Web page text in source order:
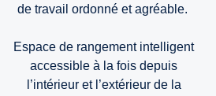
de travail ordonné et agréable.
Espace de rangement intelligent
accessible à la fois depuis
l’intérieur et l’extérieur de la